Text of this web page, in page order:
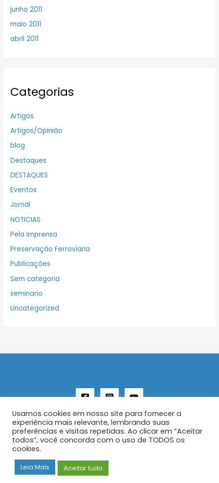
junho 2011
maio 2011
abril 2011
Categorias
Artigos
Artigos/Opinião
blog
Destaques
DESTAQUES
Eventos
Jornal
NOTICIAS
Pela Imprensa
Preservação Ferroviaria
Publicações
Sem categoria
seminario
Uncategorized
Copyright © 2026 AENFER
Construído por IurySan
Usamos cookies em nosso site para fornecer a
experiência mais relevante, lembrando suas
preferências e visitas repetidas. Ao clicar em “Aceitar
todos”, você concorda com o uso de TODOS os
cookies.
Leia Mais Aceitar tudo